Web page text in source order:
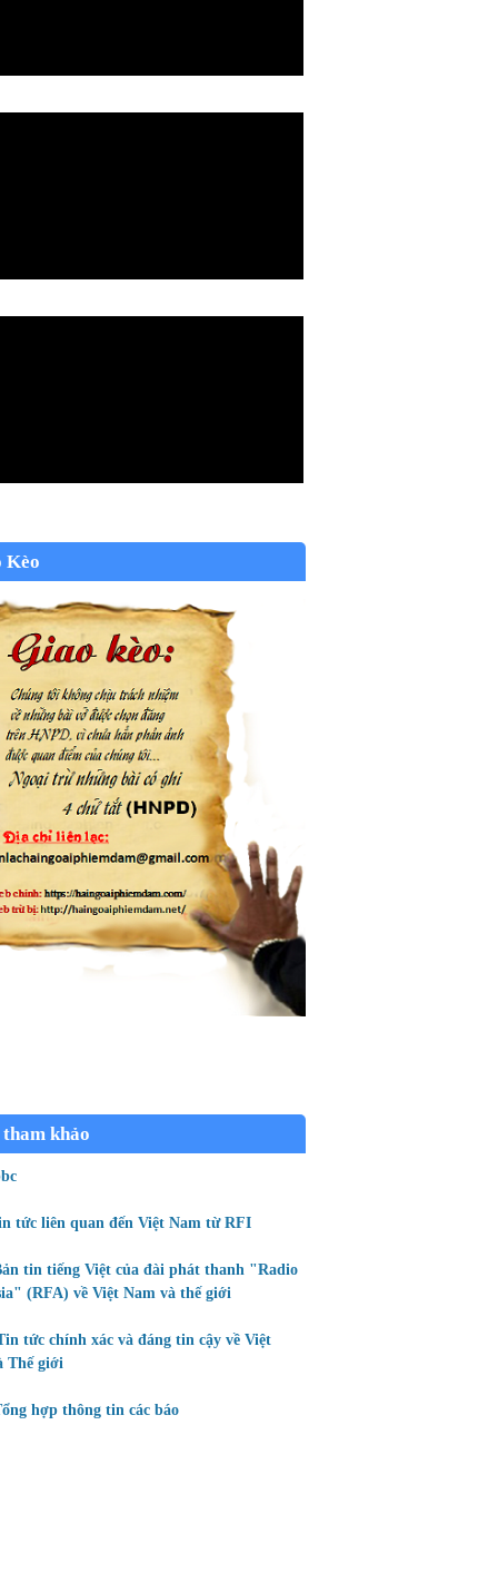
Kèo
tham khảo
tức liên quan đến Việt Nam từ RFI
tin tiếng Việt của đài phát thanh "Radio
(RFA) về Việt Nam và thế giới
tức chính xác và đáng tin cậy về Việt
Thế giới
hợp thông tin các báo